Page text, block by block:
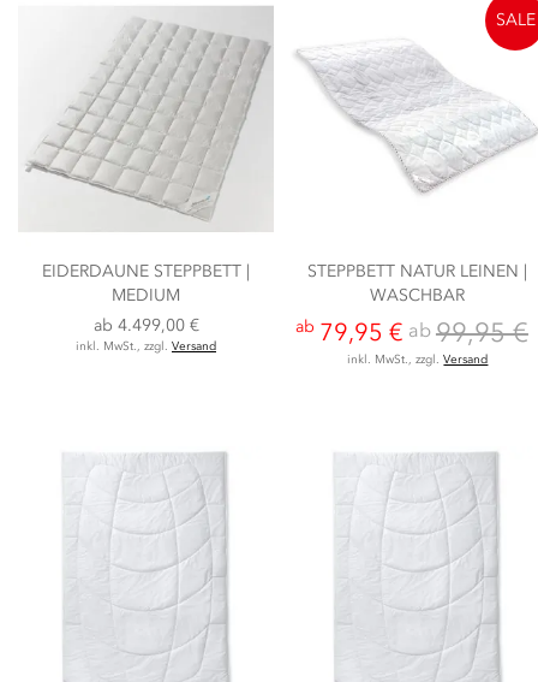
EIDERDAUNE STEPPBETT |
MEDIUM
ab 4.499,00 €
inkl. MwSt., zzgl. Versand
STEPPBETT NATUR LEINEN |
WASCHBAR
ab 79,95 € ab 99,95 €
inkl. MwSt., zzgl.Versand
SALE